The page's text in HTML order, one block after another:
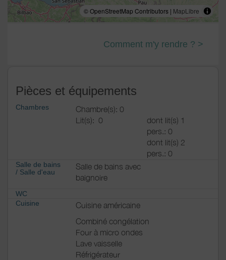
© OpenStreetMap Contributors | MapLibre
Comment m'y rendre ? >
Pièces et équipements
Chambres
Chambre(s): 0
Lit(s): 0
dont lit(s) 1
pers.: 0
dont lit(s) 2
pers.: 0
Salle de bains
/ Salle d'eau
Salle de bains avec
baignoire
WC
Cuisine
Cuisine américaine
Combiné congélation
Four à micro ondes
Lave vaisselle
Réfrigérateur